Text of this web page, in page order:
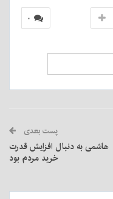
۰
پست بعدی
هاشمی به دنبال افزایش قدرت
خرید مردم بود